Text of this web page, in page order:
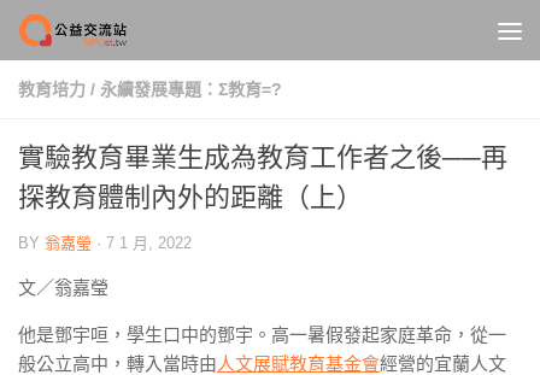
Skip to content
教育培力 / 永續發展專題：Σ教育=?
實驗教育畢業生成為教育工作者之後──再
探教育體制內外的距離（上）
BY 翁嘉瑩 · 7 1 月, 2022
文／翁嘉瑩
他是鄧宇咺，學生口中的鄧宇。高一暑假發起家庭革命，從一
般公立高中，轉入當時由人文展賦教育基金會經營的宜蘭人文